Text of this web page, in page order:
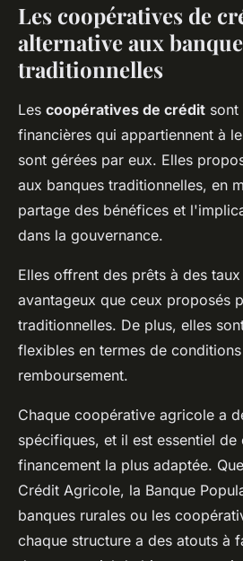
Les coopératives de
alternative aux
traditionnelles
Les coopératives de crédit sont
financières qui appartiennent à
sont gérées par eux. Elles
aux banques traditionnelles, en
partage des bénéfices et
dans la gouvernance.
Elles offrent des prêts à des
avantageux que ceux proposés
traditionnelles. De plus, elles
flexibles en termes de
remboursement.
Chaque coopérative agricole a
spécifiques, et il est essentiel
financement la plus adaptée.
Crédit Agricole, la Banque
banques rurales ou les
chaque structure a des atouts à